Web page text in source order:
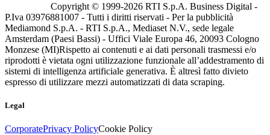
Copyright © 1999-2026 RTI S.p.A. Business Digital -
P.Iva 03976881007 - Tutti i diritti riservati - Per la pubblicità
Mediamond S.p.A. - RTI S.p.A., Mediaset N.V., sede legale
Amsterdam (Paesi Bassi) - Uffici Viale Europa 46, 20093 Cologno
Monzese (MI)Rispetto ai contenuti e ai dati personali trasmessi e/o
riprodotti è vietata ogni utilizzazione funzionale all’addestramento di
sistemi di intelligenza artificiale generativa. È altresì fatto divieto
espresso di utilizzare mezzi automatizzati di data scraping.
Legal
CorporatePrivacy PolicyCookie Policy